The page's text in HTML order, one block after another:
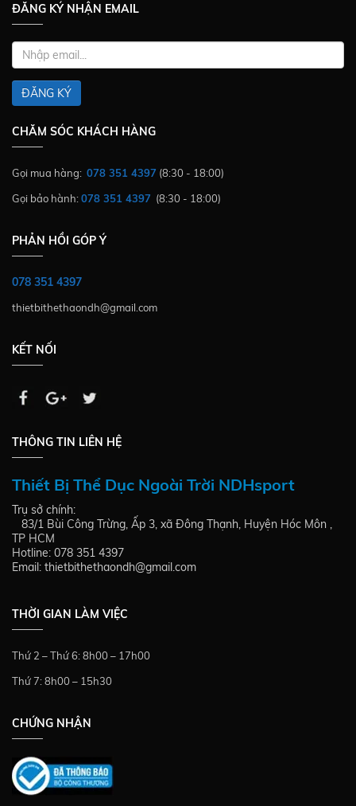
ĐĂNG KÝ NHẬN EMAIL
ĐĂNG KÝ
CHĂM SÓC KHÁCH HÀNG
Gọi mua hàng: 078 351 4397 (8:30 - 18:00)
Gọi bảo hành:078 351 4397 (8:30 - 18:00)
PHẢN HỒI GÓP Ý
078 351 4397
thietbithethaondh@gmail.com
KẾT NỐI
THÔNG TIN LIÊN HỆ
Thiết Bị Thể Dục Ngoài Trời NDHsport
Trụ sở chính:
83/1 Bùi Công Trừng, Ấp 3, xã Đông Thạnh, Huyện Hóc Môn ,
TP HCM
Hotline: 078 351 4397
Email: thietbithethaondh@gmail.com
THỜI GIAN LÀM VIỆC
Thứ 2 – Thứ 6: 8h00 – 17h00
Thứ 7: 8h00 – 15h30
CHỨNG NHẬN